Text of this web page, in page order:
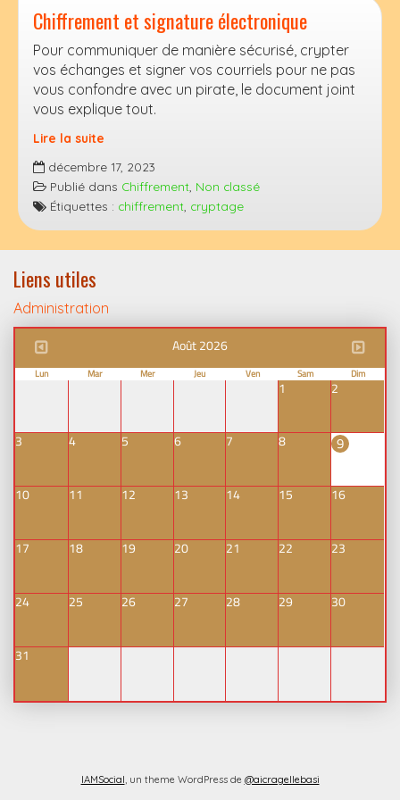
Chiffrement et signature électronique
Pour communiquer de manière sécurisé, crypter
vos échanges et signer vos courriels pour ne pas
vous confondre avec un pirate, le document joint
vous explique tout.
Lire la suite
et
signature
électronique
décembre 17, 2023
Publié dans Chiffrement Non classé
Étiquettes : chiffrement cryptage
Liens utiles
Administration
Août 2026
Lun Mar Mer Jeu Ven Sam Dim
1 2
3 4 5 6 7 8 9
10 11 12 13 14 15 16
17 18 19 20 21 22 23
24 25 26 27 28 29 30
31
IAMSocial , un theme WordPress de @aicragellebasi